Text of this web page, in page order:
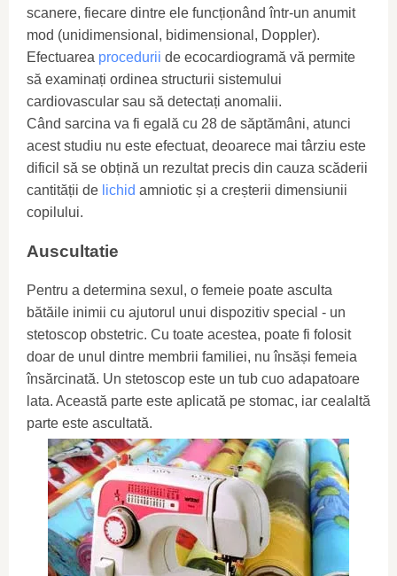
scanere, fiecare dintre ele funcționând într-un anumit
mod (unidimensional, bidimensional, Doppler).
Efectuarea procedurii de ecocardiogramă vă permite
să examinați ordinea structurii sistemului
cardiovascular sau să detectați anomalii.
Când sarcina va fi egală cu 28 de săptămâni, atunci
acest studiu nu este efectuat, deoarece mai târziu este
dificil să se obțină un rezultat precis din cauza scăderii
cantității de lichid amniotic și a creșterii dimensiunii
copilului.
Auscultatie
Pentru a determina sexul, o femeie poate asculta
bătăile inimii cu ajutorul unui dispozitiv special - un
stetoscop obstetric. Cu toate acestea, poate fi folosit
doar de unul dintre membrii familiei, nu însăși femeia
însărcinată. Un stetoscop este un tub cuo adapatoare
lata. Această parte este aplicată pe stomac, iar cealaltă
parte este ascultată.